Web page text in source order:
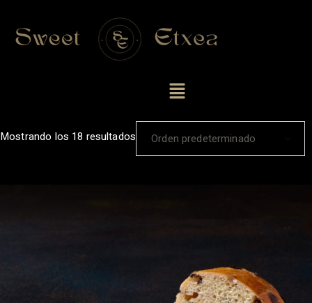
Mostrando los 18 resultados Orden predeterminado